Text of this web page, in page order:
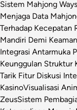
Sistem Mahjong Ways
Menjaga Data
Terhadap Kecepatan
Mandiri Demi
Integrasi Antarmuka
Keunggulan Struktur
Tarik Fitur Diskusi
KasinoVisualisasi
ZeusSistem